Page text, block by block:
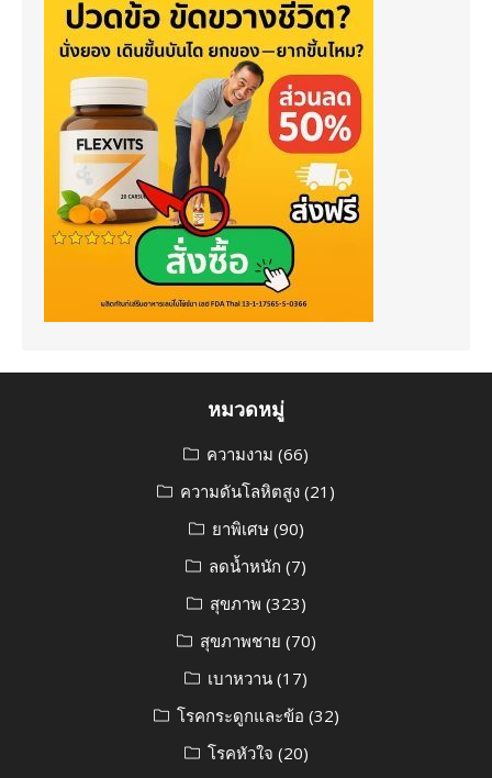
หมวดหมู่
ความงาม (66)
ความดันโลหิตสูง (21)
ยาพิเศษ(90)
ลดน้ำหนัก (7)
สุขภาพ (323)
สุขภาพชาย (70)
เบาหวาน (17)
โรคกระดูกและข้อ (32)
โรคหัวใจ (20)